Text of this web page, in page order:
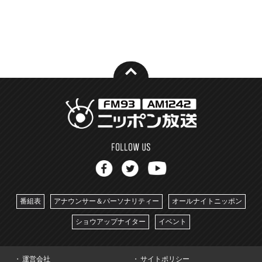
番組表 アナウンサー＆パーソナリティー オールナイトニッポン
ショウアップナイター イベント
運営会社 サイトポリシー